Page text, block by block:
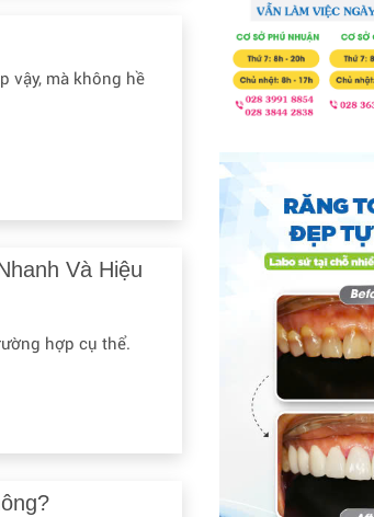
vậy, mà không hề
Và Hiệu
hợp cụ thể.